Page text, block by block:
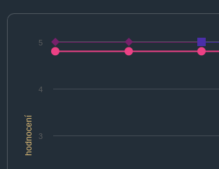
hodnocení 3
4
5